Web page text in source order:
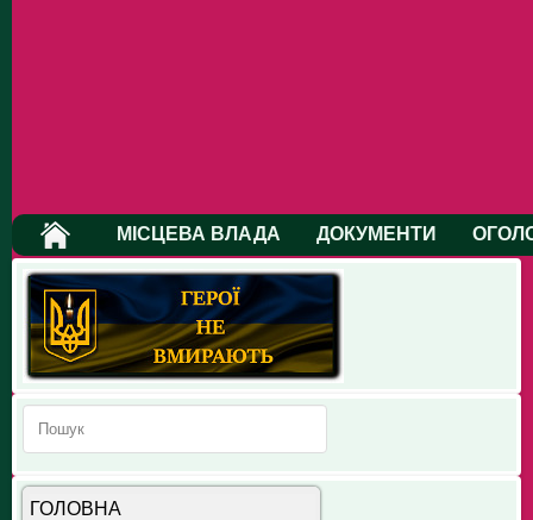
МІСЦЕВА ВЛАДА ДОКУМЕНТИ
ГОЛОВНА